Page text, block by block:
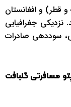
قطر) و افغانستان
جغرافیایی
سوددهی صادرات
مسافرتی گلبافت